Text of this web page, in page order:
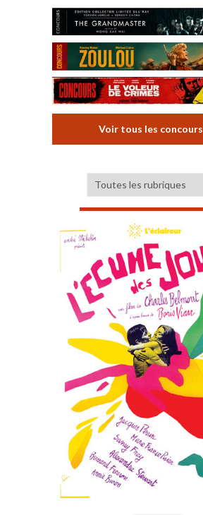
Voir tous les concours